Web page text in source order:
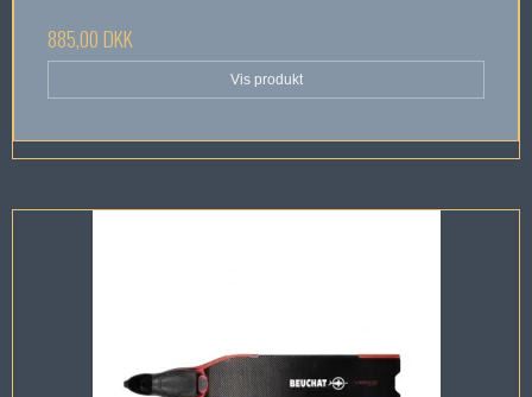
885,00 DKK
Vis produkt